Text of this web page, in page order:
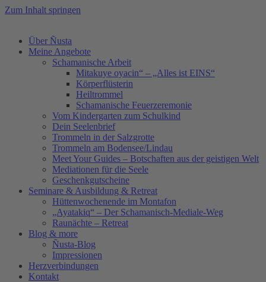
Zum Inhalt springen
Über Ñusta
Meine Angebote
Schamanische Arbeit
Mitakuye oyacin“ – „Alles ist EINS“
Körperflüsterin
Heiltrommel
Schamanische Feuerzeremonie
Vom Kindergarten zum Schulkind
Dein Seelenbrief
Trommeln in der Salzgrotte
Trommeln am Bodensee/Lindau
Meet Your Guides – Botschaften aus der geistigen Welt
Mediationen für die Seele
Geschenkgutscheine
Seminare & Ausbildung & Retreat
Hüttenwochenende im Montafon
„Ayatakiq“ – Der Schamanisch-Mediale-Weg
Raunächte – Retreat
Blog & more
Ñusta-Blog
Impressionen
Herzverbindungen
Kontakt